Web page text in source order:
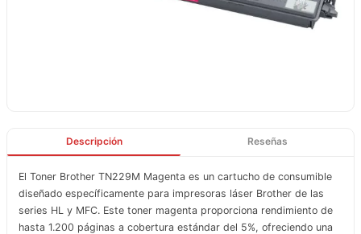
Descripción Reseñas
El Toner Brother TN229M Magenta es un cartucho de consumible
diseñado específicamente para impresoras láser Brother de las
series HL y MFC. Este toner magenta proporciona rendimiento de
hasta 1.200 páginas a cobertura estándar del 5%, ofreciendo una